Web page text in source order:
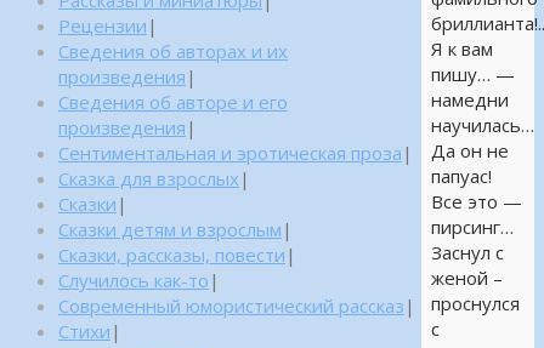
Я к вам
пишу… —
намедни
научилась…
Да он не
папуас!
Все это —
пирсинг…
Заснул с
женой –
проснулся
с
Рецензии |
Сведения об авторах и их
произведения |
Сведения об авторе и его
произведения |
Сентиментальная и эротическая проза |
Сказка для взрослых |
Сказки |
Сказки детям и взрослым |
Сказки, рассказы, повести |
Случилось как-то |
Современный юмористический рассказ |
Стихи |